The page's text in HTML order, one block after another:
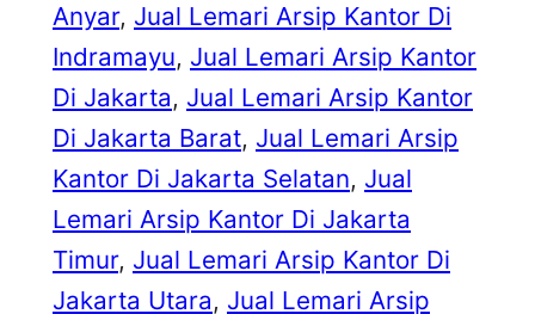
Anyar, Jual Lemari Arsip Kantor Di
Indramayu, Jual Lemari Arsip Kantor
Di Jakarta, Jual Lemari Arsip Kantor
Di Jakarta Barat, Jual Lemari Arsip
Kantor Di Jakarta Selatan, Jual
Lemari Arsip Kantor Di Jakarta
Timur, Jual Lemari Arsip Kantor Di
Jakarta Utara, Jual Lemari Arsip